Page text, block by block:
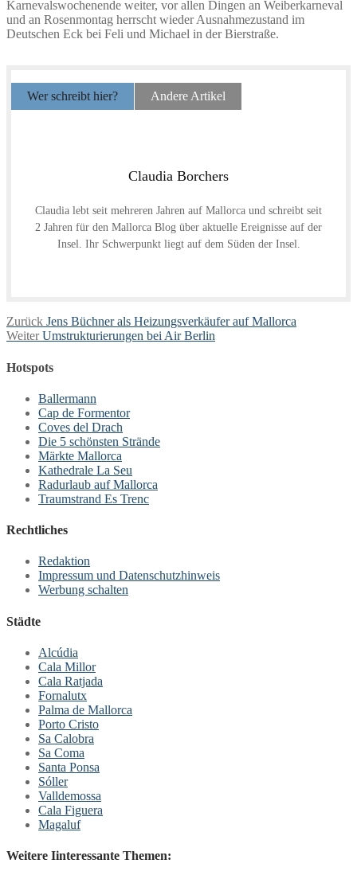
Karnevalswochenende weiter, vor allen Dingen an Weiberkarneval
und an Rosenmontag herrscht wieder Ausnahmezustand im
Deutschen Eck bei Feli und Michael in der Bierstraße.
Wer schreibt hier? Andere Artikel
Claudia Borchers
Claudia lebt seit mehreren Jahren auf Mallorca und schreibt seit
2 Jahren für den Mallorca Blog über aktuelle Ereignisse auf der
Insel. Ihr Schwerpunkt liegt auf dem Süden der Insel.
Beitragsnavigation
Zurück Vorheriger
Beitrag:
Jens Büchner als Heizungsverkäufer auf Mallorca
Weiter Nächster
Umstrukturierungen bei Air Berlin
Hotspots
Ballermann
Cap de Formentor
Coves del Drach
Die 5 schönsten Strände
Märkte Mallorca
Kathedrale La Seu
Radurlaub auf Mallorca
Traumstrand Es Trenc
Rechtliches
Redaktion
Impressum und Datenschutzhinweis
Werbung schalten
Städte
Alcúdia
Cala Millor
Cala Ratjada
Fornalutx
Palma de Mallorca
Porto Cristo
Sa Calobra
Sa Coma
Santa Ponsa
Sóller
Valldemossa
Cala Figuera
Magaluf
Weitere Iinteressante Themen: